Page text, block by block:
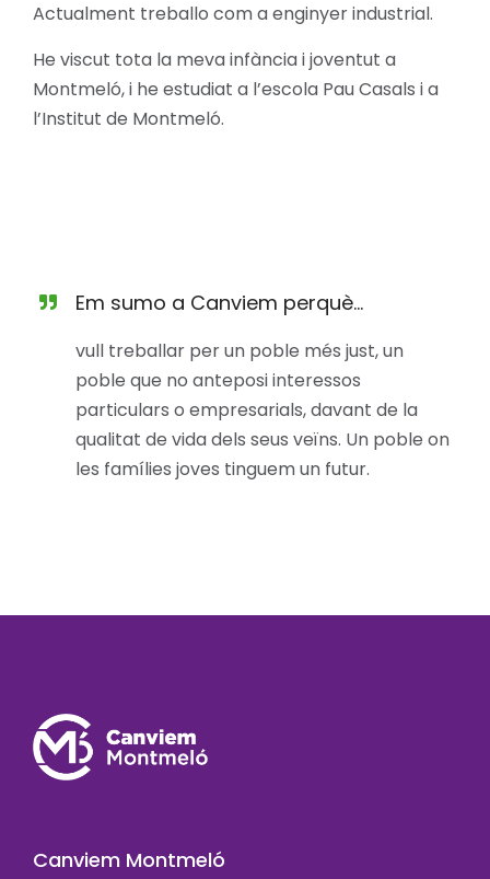
Actualment treballo com a enginyer industrial.
He viscut tota la meva infància i joventut a
Montmeló, i he estudiat a l’escola Pau Casals i a
l’Institut de Montmeló.
Em sumo a Canviem perquè...
vull treballar per un poble més just, un
poble que no anteposi interessos
particulars o empresarials, davant de la
qualitat de vida dels seus veïns. Un poble on
les famílies joves tinguem un futur.
Canviem Montmeló